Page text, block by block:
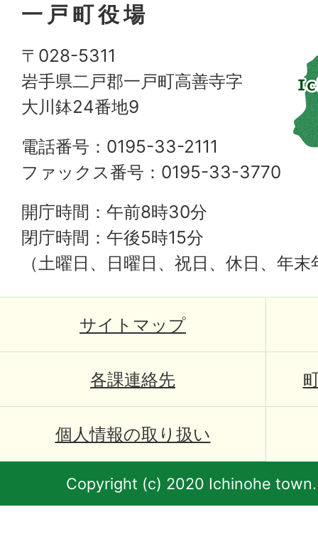
一戸町役場
〒028-5311
岩手県二戸郡一戸町高善寺字
大川鉢24番地9
電話番号：0195-33-2111
ファックス番号：0195-33-3770
開庁時間：午前8時30分
閉庁時間：午後5時15分
（土曜日、日曜日、祝日、休日、年
サイトマップ
各課連絡先
個人情報の取り扱い
Copyright (c) 2020 Ichinohe